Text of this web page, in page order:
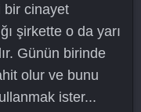
bir cinayet
şirkette o da yarı
Günün birinde
olur ve bunu
ister...